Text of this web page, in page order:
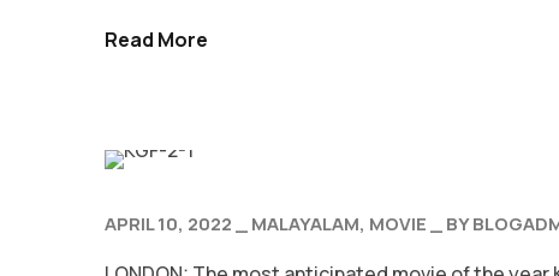
Read More
APRIL 10, 2022 MALAYALAM MOVIE BY